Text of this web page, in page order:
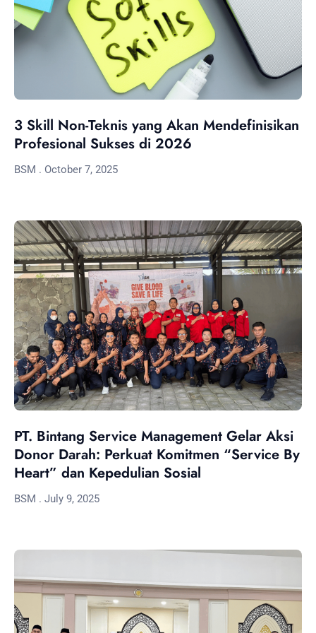
3 Skill Non-Teknis yang Akan Mendefinisikan
Profesional Sukses di 2026
BSM October 7, 2025
PT. Bintang Service Management Gelar Aksi
Donor Darah: Perkuat Komitmen “Service By
Heart” dan Kepedulian Sosial
BSM July 9, 2025